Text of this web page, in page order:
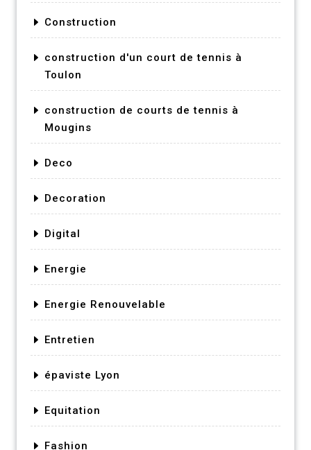
Construction
construction d'un court de tennis à
Toulon
construction de courts de tennis à
Mougins
Deco
Decoration
Digital
Energie
Energie Renouvelable
Entretien
épaviste Lyon
Equitation
Fashion